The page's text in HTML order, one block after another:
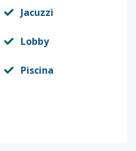
Jacuzzi
Lobby
Piscina